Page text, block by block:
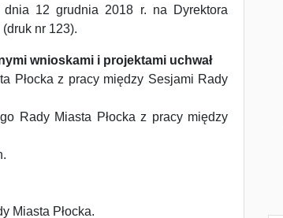
12 grudnia 2018 r. na Dyrektora
nr 123).
wnioskami i projektami uchwał
Płocka z pracy między Sesjami Rady
Rady Miasta Płocka z pracy między
Miasta Płocka.